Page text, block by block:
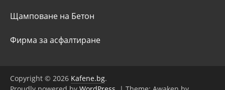
Щамповане на Бетон
Фирма за асфалтиране
Copyright © 2026 Kafene.bg.